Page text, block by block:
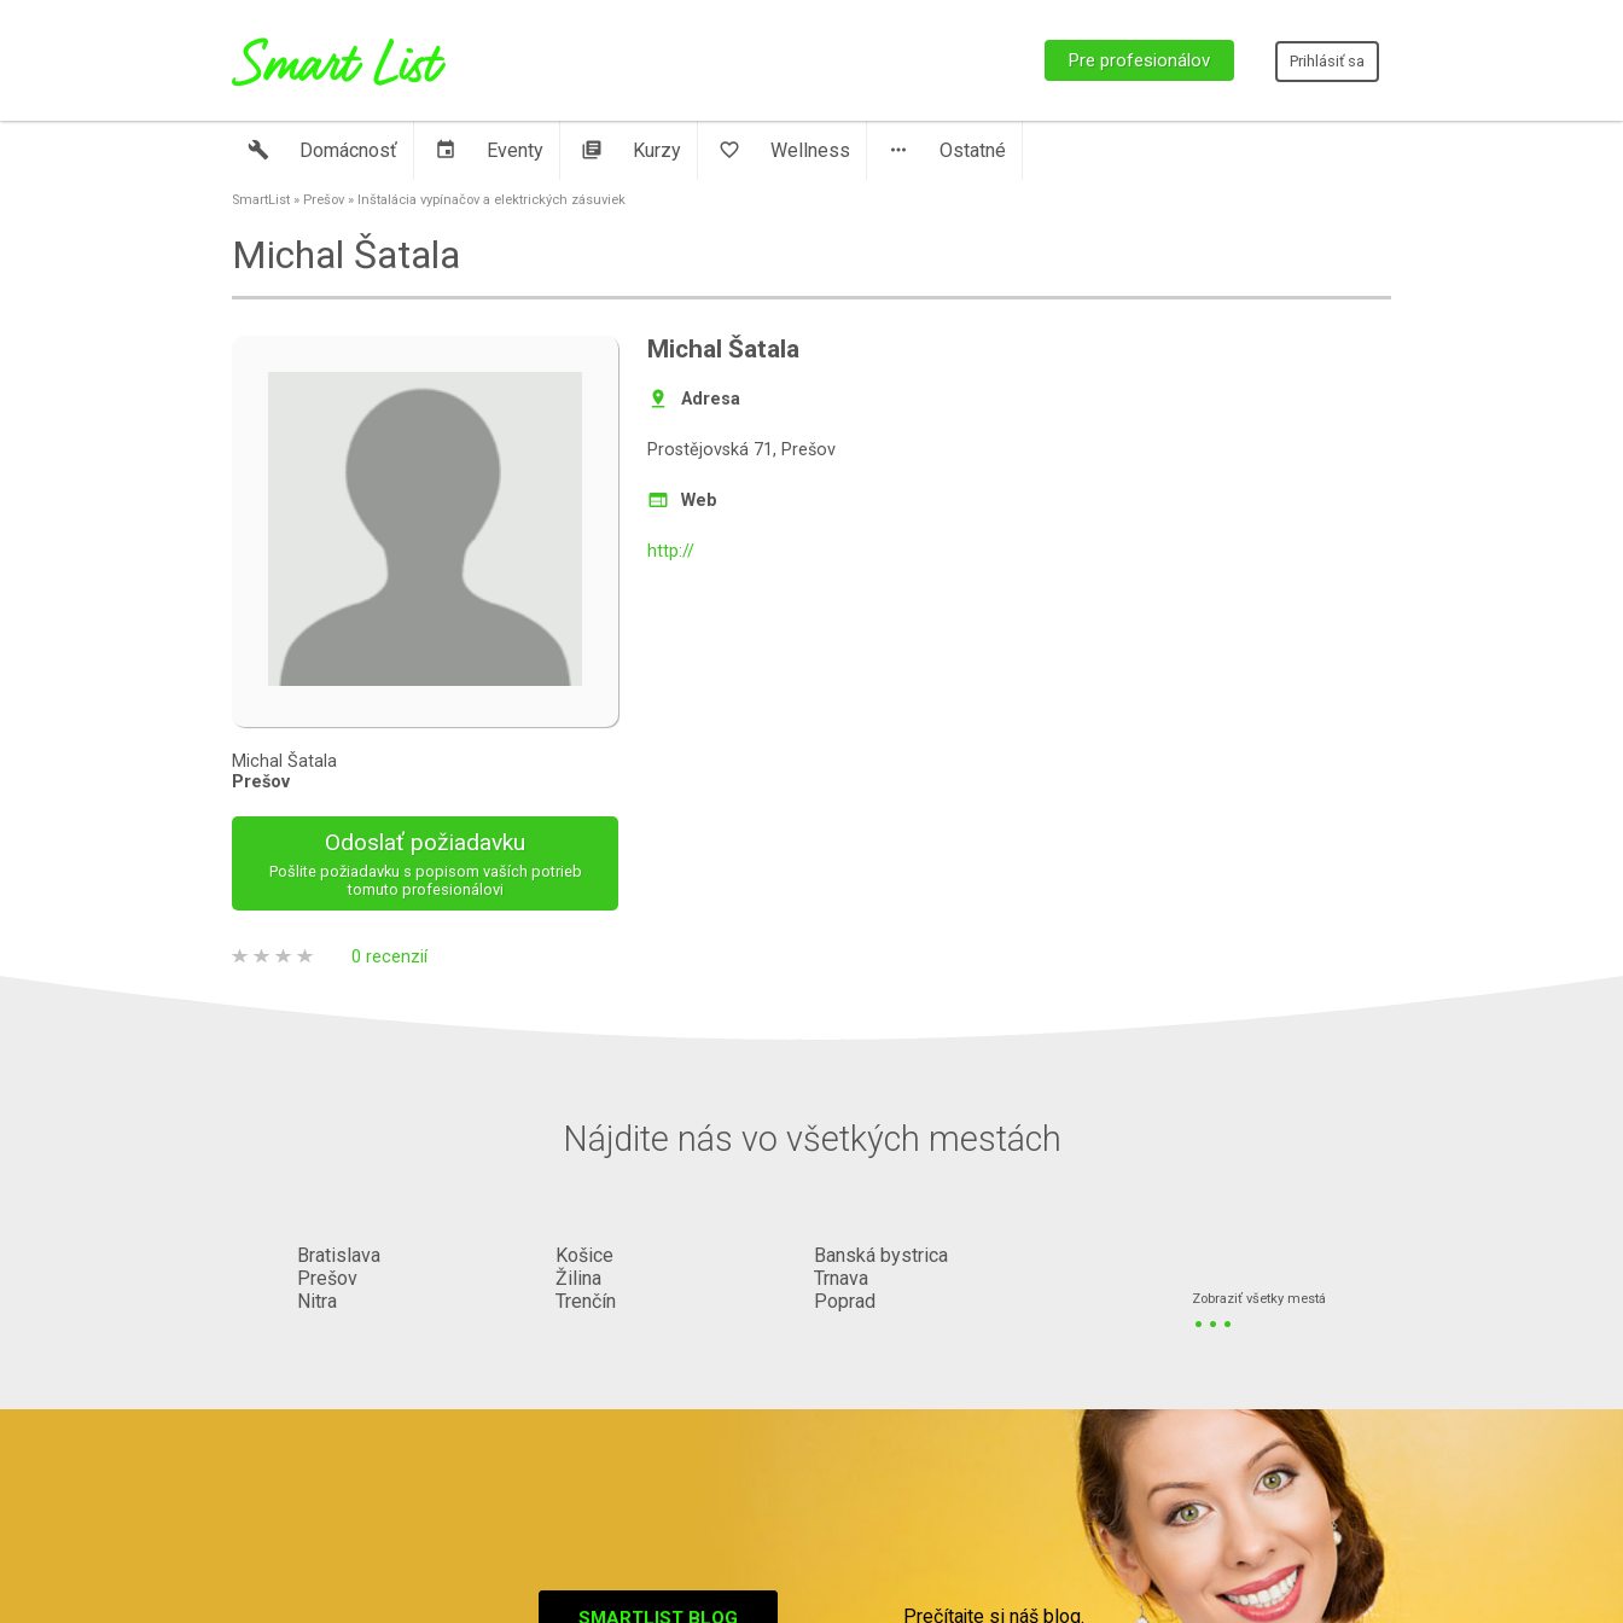
Pre profesionálov Prihlásiť sa
build Domácnosť event Eventy library_books Kurzy favorite_border Wellness more_horiz Ostatné
SmartList » Prešov » Inštalácia vypínačov a elektrických zásuviek
Michal Šatala
Michal Šatala
Prešov
Odoslať požiadavku
Pošlite požiadavku s popisom vaších potrieb
tomuto profesionálovi
0 recenzií
Michal Šatala
pin_drop Adresa
Prostějovská 71, Prešov
web Web
http://
Nájdite nás vo všetkých mestách
Bratislava
Prešov
Nitra
Košice
Žilina
Trenčín
Banská bystrica
Trnava
Poprad
Zobraziť všetky mestá
...
SMARTLIST BLOG Prečítajte si náš blog.